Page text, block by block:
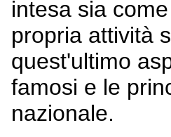
intesa sia
propria attività
quest'ultimo
famosi e le
nazionale.